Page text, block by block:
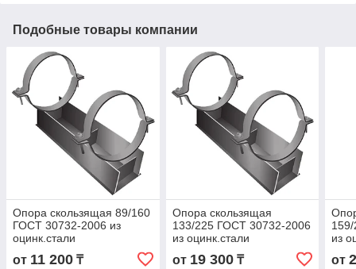
Подобные товары компании
Опора скользящая 89/160
ГОСТ 30732-2006 из
оцинк.стали
от 11 200 ₸
Опора скользящая
133/225 ГОСТ 30732-2006
из оцинк.стали
от 19 300₸
из
от